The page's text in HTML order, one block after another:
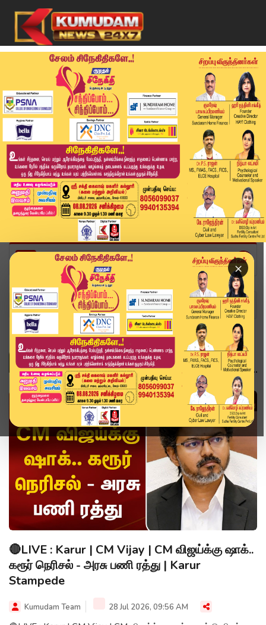
×
Home Topics
வீடியோ ஸ்டோரி
🔴LIVE : Karur | CM Vijay | CM விஜய்க்கு ஷாக்..
கரூர் நெரிசல் - அரசு பணி ரத்து | Karur
Stampede
Kumudam Team 28 Jul 2026, 09:56 AM